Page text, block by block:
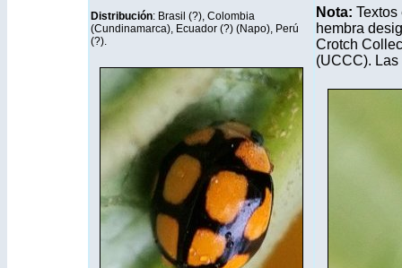
Distribución: Brasil (?), Colombia
(Cundinamarca), Ecuador (?) (Napo), Perú
(?).
Nota: Textos
hembra
Crotch
(UCCC).